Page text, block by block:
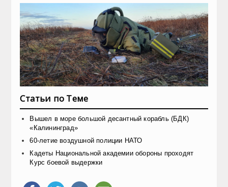
Статьи по Теме
Вышел в море большой десантный корабль (БДК)
«Калининград»
60-летие воздушной полиции НАТО
Кадеты Национальной академии обороны проходят
Курс боевой выдержки